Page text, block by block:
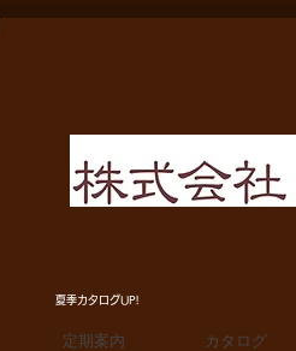
夏季カタログUP!
定期案内 カタログ